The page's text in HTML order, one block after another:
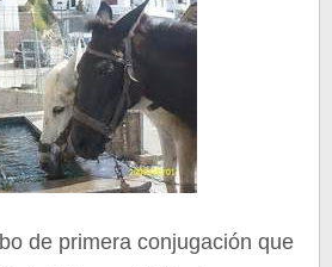
de primera conjugación que